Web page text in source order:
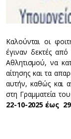
Καλούνται οι
έγιναν δεκτές
Αθλητισμού, να
αίτησης και τα
αυτήν, καθώς και
στη Γραμματεία
22-10-2025 έως